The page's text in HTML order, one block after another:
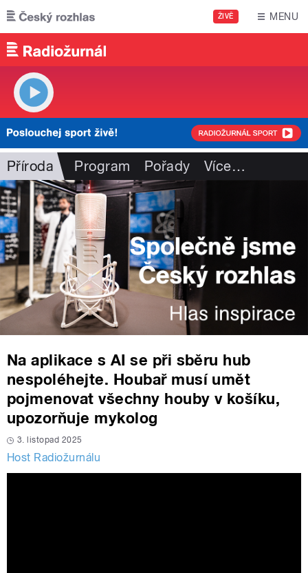
Přejít k hlavnímu obsahu
ŽIVĚ MENU
Příroda Program Pořady Více…
Na aplikace s AI se při sběru hub
nespoléhejte. Houbař musí umět
pojmenovat všechny houby v košíku,
upozorňuje mykolog
3. listopad 2025
Host Radiožurnálu